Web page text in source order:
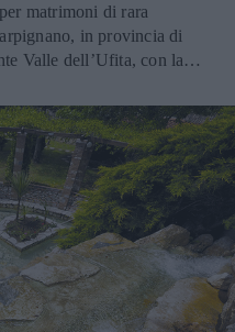
matrimoni di rara
in provincia di
Valle dell’Ufita, con la
di coperti Regina di
lussuosa e curata che può
nelle stagioni
di nozze o
adornati con fiori,
“la barchetta”, che
Servizi offerti Regina
senza restrizioni orarie e
per gli allestimenti e il
possono anche